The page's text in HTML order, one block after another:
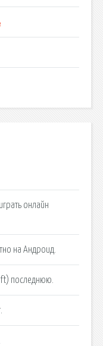
онлайн
на Андроид.
последнюю.